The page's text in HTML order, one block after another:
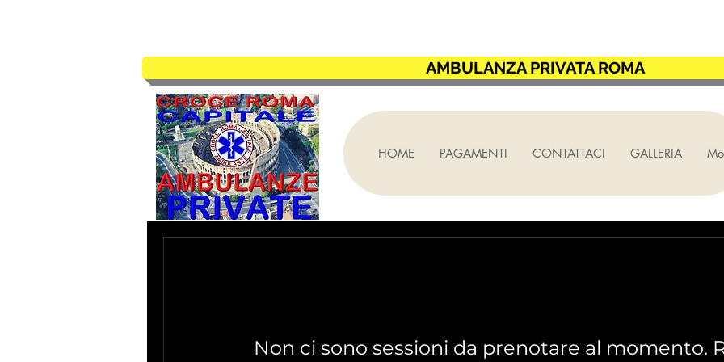
AMBULANZA PRIVATA ROMA
HOME PAGAMENTI CONTATTACI GALLERIA
Non ci sono sessioni da prenotare al momento.